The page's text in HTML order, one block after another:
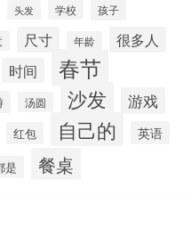
头发 学校 孩子
尺寸 年龄 很多人
时间 春节
汤圆 沙发 游戏
红包 自己的 英语
是 餐桌